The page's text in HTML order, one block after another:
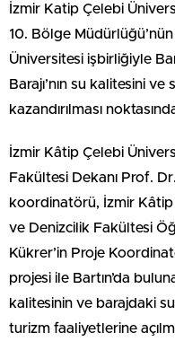
İzmir Katip Çelebi
10. Bölge
Üniversitesi işbirliğiyle
Barajı’nın su kalitesini
kazandırılması
İzmir Kâtip Çelebi
Fakültesi Dekanı Prof.
koordinatörü, İzmir Kâtip
ve Denizcilik Fakültesi
Kükrer’in Proje
projesi ile Bartın’da
kalitesinin ve barajdaki
turizm faaliyetlerine